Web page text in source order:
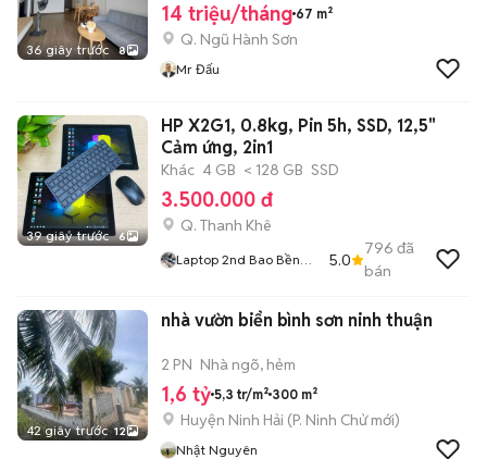
36 giây trước 8
14 triệu/tháng 67 m²
Q. Ngũ Hành Sơn
Mr Đấu
39 giây trước 6
HP X2G1, 0.8kg, Pin 5h, SSD, 12,5"
Cảm ứng, 2in1
Khác 4 GB < 128 GB SSD
3.500.000 đ
Q. Thanh Khê
Laptop 2nd Bao Bền
5.0
796 đã
bán
42 giây trước 12
nhà vườn biển bình sơn ninh thuận
2 PN Nhà ngõ, hẻm
1,6 tỷ 5,3 tr/m² 300 m²
Huyện Ninh Hải (P. Ninh Chửmới)
Nhật Nguyên